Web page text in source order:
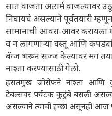
सात वाजता अलार्म वाजल्यावर
निघायचे असल्याने पूर्वतयारी
सामानाची आवरा-आवर करायला
व न लागणाऱ्या वस्तू आणि
बॅग्ज भरून सज्ज केल्यावर मग
नाश्ता करण्यासाठी गेलो.
हसतमुख जोसेफने नाश्ता आणि
टेबल्सवर पर्यटक कुटुंबे बसली
असल्याने त्याची इच्छा असूनही आज